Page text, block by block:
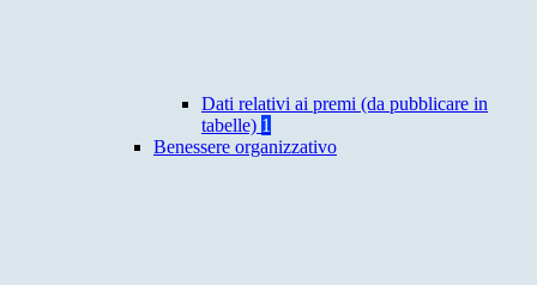
Dati relativi ai premi (da pubblicare in
tabelle) 1
Benessere organizzativo